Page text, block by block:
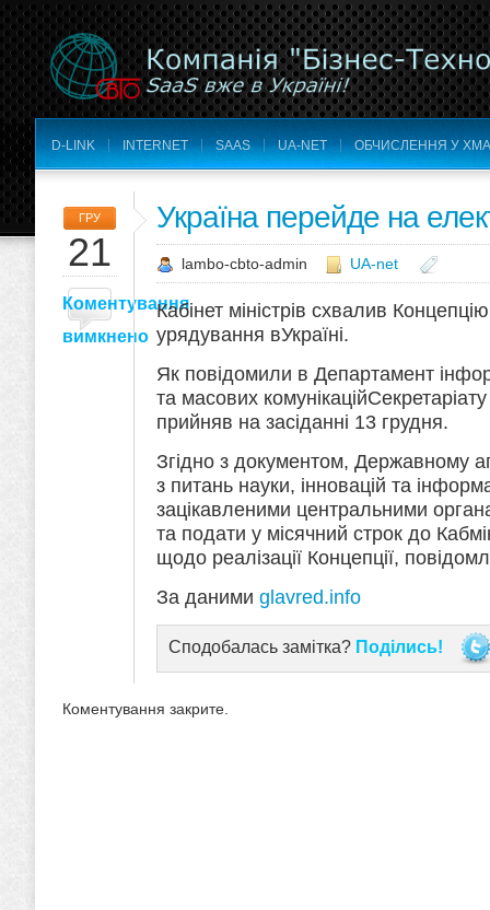
D-LINK INTERNET SAAS UA-NET ОБЧИСЛЕННЯ У
ГРУ
21
Коментування
вимкнено
Україна перейде на
lambo-cbto-admin UA-net
Кабінет міністрів схвалив
урядування вУкраїні.
Як повідомили в Департамент
та масових
прийняв на засіданні 13 грудня.
Згідно з документом, Державному
з питань науки, інновацій та
зацікавленими центральними
та подати у місячний строк до
щодо реалізації Концепції,
За даними glavred.info
Сподобалась замітка? Поділись!
Коментування закрите.